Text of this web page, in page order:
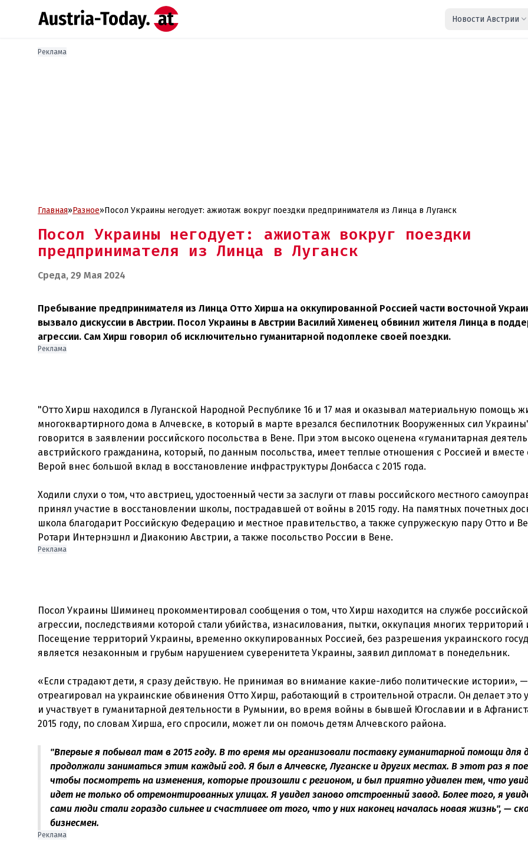
Новости Австрии
Реклама
Главная»Разное»Посол Украины негодует: ажиотаж вокруг поездки предпринимателя из Линца в Луганск
Посол Украины негодует: ажиотаж вокруг поездки
предпринимателя из Линца в Луганск
Среда, 29 Мая 2024
Пребывание предпринимателя из Линца Отто Хирша на оккупированной Россией части восточной
вызвало дискуссии в Австрии. Посол Украины в Австрии Василий Хименец обвинил жителя Линца в
агрессии. Сам Хирш говорил об исключительно гуманитарной подоплеке своей поездки.
Реклама
"Отто Хирш находился в Луганской Народной Республике 16 и 17 мая и оказывал материальную помощь
многоквартирного дома в Алчевске, в который в марте врезался беспилотник Вооруженных сил
говорится в заявлении российского посольства в Вене. При этом высоко оценена «гуманитарная
австрийского гражданина, который, по данным посольства, имеет теплые отношения с Россией и вместе
Верой внес большой вклад в восстановление инфраструктуры Донбасса с 2015 года.
Ходили слухи о том, что австриец, удостоенный чести за заслуги от главы российского местного
принял участие в восстановлении школы, пострадавшей от войны в 2015 году. На памятных почетных
школа благодарит Российскую Федерацию и местное правительство, а также супружескую пару Отто и
Реклама
Посол Украины Шиминец прокомментировал сообщения о том, что Хирш находится на службе российской
агрессии, последствиями которой стали убийства, изнасилования, пытки, оккупация многих территорий
Посещение территорий Украины, временно оккупированных Россией, без разрешения украинского
является незаконным и грубым нарушением суверенитета Украины, заявил дипломат в понедельник.
«Если страдают дети, я сразу действую. Не принимая во внимание какие-либо политические истории», —
отреагировал на украинские обвинения Отто Хирш, работающий в строительной отрасли. Он делает это
и участвует в гуманитарной деятельности в Румынии, во время войны в бывшей Югославии и в
"Впервые я побывал там в 2015 году. В то время мы организовали поставку гуманитарной помощи для
продолжали заниматься этим каждый год. Я был в Алчевске, Луганске и других местах. В этот раз я
чтобы посмотреть на изменения, которые произошли с регионом, и был приятно удивлен тем, что
идет не только об отремонтированных улицах. Я увидел заново отстроенный завод. Более того, я
сами люди стали гораздо сильнее и счастливее от того, что у них наконец началась новая жизнь", —
бизнесмен.
Реклама